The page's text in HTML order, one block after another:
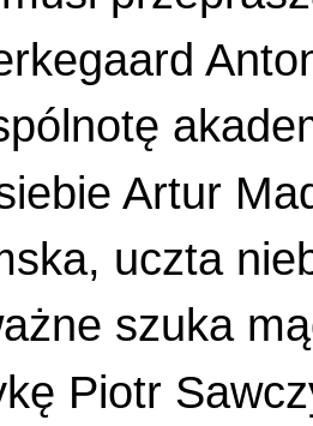
Artur
uczta
szuka
Piotr